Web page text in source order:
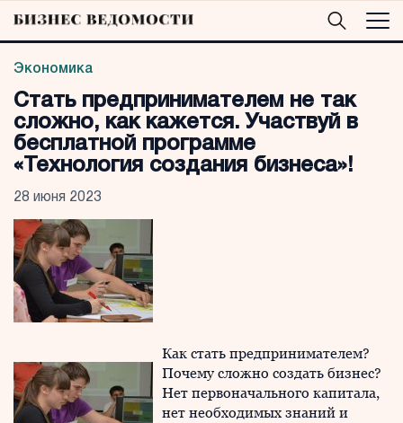
Экономика
Стать предпринимателем не так
сложно, как кажется. Участвуй в
бесплатной программе
«Технология создания бизнеса»!
28 июня 2023
Как стать предпринимателем?
Почему сложно создать бизнес?
Нет первоначального капитала,
нет необходимых знаний и